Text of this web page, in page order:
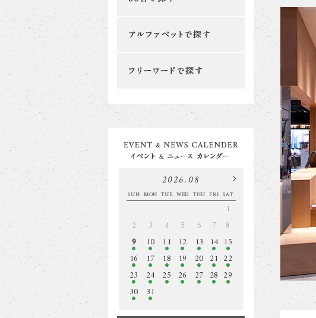
2026.08
SUN MON TUE WED THU FRI SAT
1
2
3 4 5 6 7
8
9
10 11 12 13 14 15
16
17 18 19 20 21 22
23
24 25 26 27 28 29
30 31